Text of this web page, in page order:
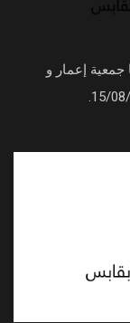
جمعية إعمار و